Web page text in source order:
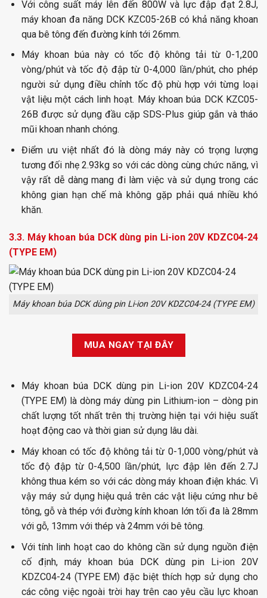
Với công suất máy lên đến 800W và lực đập đạt 2.8J,
máy khoan đa năng DCK KZC05-26B có khả năng khoan
qua bê tông đến đường kính tới 26mm.
Máy khoan búa này có tốc độ không tải từ 0-1,200
vòng/phút và tốc độ đập từ 0-4,000 lần/phút, cho phép
người sử dụng điều chỉnh tốc độ phù hợp với từng loại
vật liệu một cách linh hoạt. Máy khoan búa DCK KZC05-
26B được sử dụng đầu cặp SDS-Plus giúp gắn và tháo
mũi khoan nhanh chóng.
Điểm ưu việt nhất đó là dòng máy này có trọng lượng
tương đối nhẹ 2.93kg so với các dòng cùng chức năng, vì
vậy rất dễ dàng mang đi làm việc và sử dụng trong các
không gian hạn chế mà không gặp phải quá nhiều khó
khăn.
3.3. Máy khoan búa DCK dùng pin Li-ion 20V KDZC04-24
(TYPE EM)
Máy khoan búa DCK dùng pin Li-ion 20V KDZC04-24 (TYPE EM)
MUA NGAY TẠI ĐÂY
Máy khoan búa DCK dùng pin Li-ion 20V KDZC04-24
(TYPE EM) là dòng máy dùng pin Lithium-ion – dòng pin
chất lượng tốt nhất trên thị trường hiện tại với hiệu suất
hoạt động cao và thời gian sử dụng lâu dài.
Máy khoan có tốc độ không tải từ 0-1,000 vòng/phút và
tốc độ đập từ 0-4,500 lần/phút, lực đập lên đến 2.7J
không thua kém so với các dòng máy khoan điện khác. Vì
vậy máy sử dụng hiệu quả trên các vật liệu cứng như bê
tông, gỗ và thép với đường kính khoan lớn tối đa là 28mm
với gỗ, 13mm với thép và 24mm với bê tông.
Với tính linh hoạt cao do không cần sử dụng nguồn điện
cố định, máy khoan búa DCK dùng pin Li-ion 20V
KDZC04-24 (TYPE EM) đặc biệt thích hợp sử dụng cho
các công việc ngoài trời hay trên cao yêu cầu lực khoan